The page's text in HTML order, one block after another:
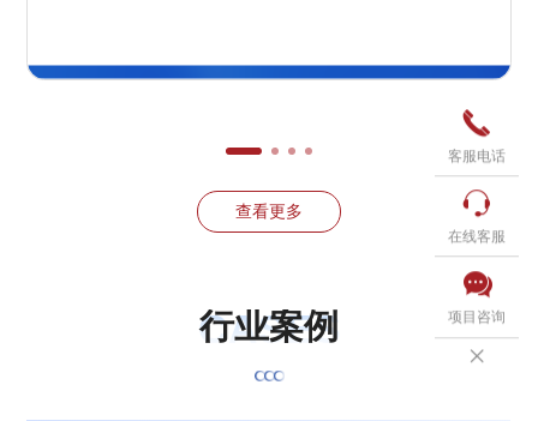
查看更多
CASES
行业案例

客服电话

在线客服

项目咨询
